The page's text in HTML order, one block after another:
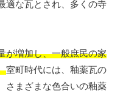
適な瓦とされ、多くの寺
が増加し、一般庶民の家
室町時代には、釉薬瓦の
さまざまな色合いの釉薬